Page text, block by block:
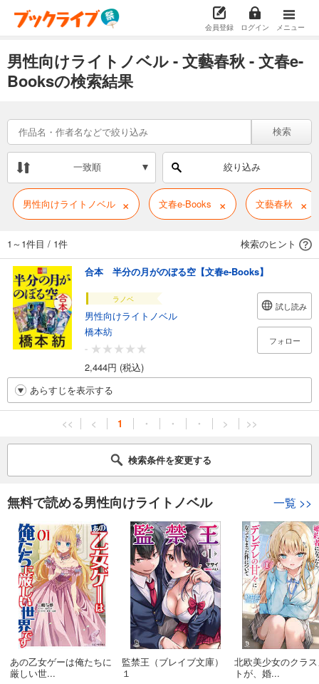
会員登録 ログイン メニュー
男性向けライトノベル - 文藝春秋 - 文春e-
Booksの検索結果
検索
一致順 絞り込み
男性向けライトノベル × 文春e-Books × 文藝春秋 ×
1～1件目 / 1件 検索のヒント
合本 半分の月がのぼる空【文春e-Books】
ラノベ
男性向けライトノベル
橋本紡
-
2,444円 (税込)
試し読み
フォロー
あらすじを表示する
<< < 1 ・ ・ ・ > >>
検索条件を変更する
無料で読める男性向けライトノベル 一覧 >>
あの乙女ゲーは俺たちに
厳しい世...
監禁王（ブレイブ文庫）
１
北欧美少女のクラ
トが、婚...